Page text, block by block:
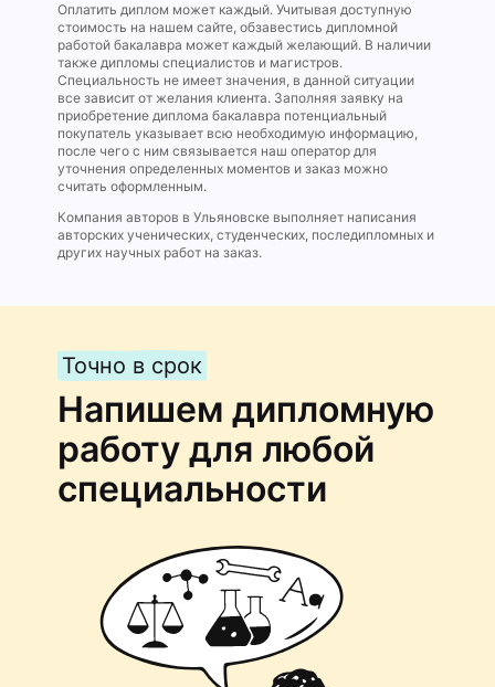
Оплатить диплом может каждый. Учитывая доступную
стоимость на нашем сайте, обзавестись дипломной
работой бакалавра может каждый желающий. В наличии
также дипломы специалистов и магистров.
Специальность не имеет значения, в данной ситуации
все зависит от желания клиента. Заполняя заявку на
приобретение диплома бакалавра потенциальный
покупатель указывает всю необходимую информацию,
после чего с ним связывается наш оператор для
уточнения определенных моментов и заказ можно
считать оформленным.
Компания авторов в Ульяновске выполняет написания
авторских ученических, студенческих, последипломных и
других научных работ на заказ.
Точно в срок
Напишем дипломную
работу для любой
специальности